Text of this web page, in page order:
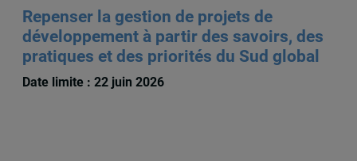
Repenser la gestion de projets de
développement à partir des savoirs, des
pratiques et des priorités du Sud global
Date limite : 22 juin 2026